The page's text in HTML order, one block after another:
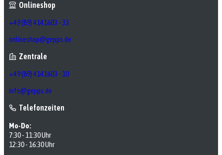
Onlineshop
+49 (89) 4141603 - 33
onlineshop@gepps.de
Zentrale
+49 (89) 4141603 - 10
info@gepps.de
Telefonzeiten
Mo-Do:
7:30 - 11:30 Uhr
12:30 - 16:30 Uhr